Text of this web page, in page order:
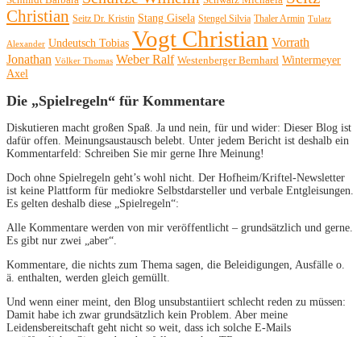
Christian Seitz Dr. Kristin Stang Gisela Stengel Silvia Thaler Armin Tulatz
Alexander Undeutsch Tobias Vogt Christian Vorrath
Jonathan Völker Thomas Weber Ralf Westenberger Bernhard Wintermeyer
Axel
Die „Spielregeln“ für Kommentare
Diskutieren macht großen Spaß. Ja und nein, für und wider: Dieser Blog ist
dafür offen. Meinungsaustausch belebt. Unter jedem Bericht ist deshalb ein
Kommentarfeld: Schreiben Sie mir gerne Ihre Meinung!
Doch ohne Spielregeln geht’s wohl nicht. Der Hofheim/Kriftel-Newsletter
ist keine Plattform für mediokre Selbstdarsteller und verbale Entgleisungen.
Es gelten deshalb diese „Spielregeln“:
Alle Kommentare werden von mir veröffentlicht – grundsätzlich und gerne.
Es gibt nur zwei „aber“.
Kommentare, die nichts zum Thema sagen, die Beleidigungen, Ausfälle o.
ä. enthalten, werden gleich gemüllt.
Und wenn einer meint, den Blog unsubstantiiert schlecht reden zu müssen:
Damit habe ich zwar grundsätzlich kein Problem. Aber meine
Leidensbereitschaft geht nicht so weit, dass ich solche E-Mails